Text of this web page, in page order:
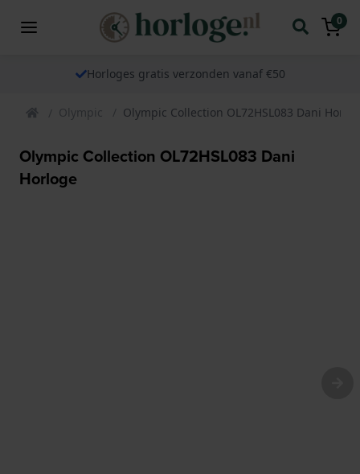
0
Horloges gratis verzonden vanaf €50
Olympic Olympic Collection OL72HSL083 Dani
Olympic Collection OL72HSL083 Dani
Horloge